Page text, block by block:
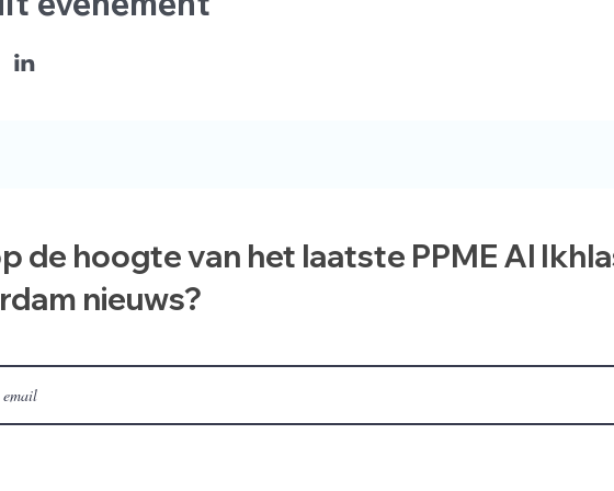
de hoogte van het laatste PPME Al
nieuws?